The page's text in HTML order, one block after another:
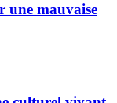
une mauvaise